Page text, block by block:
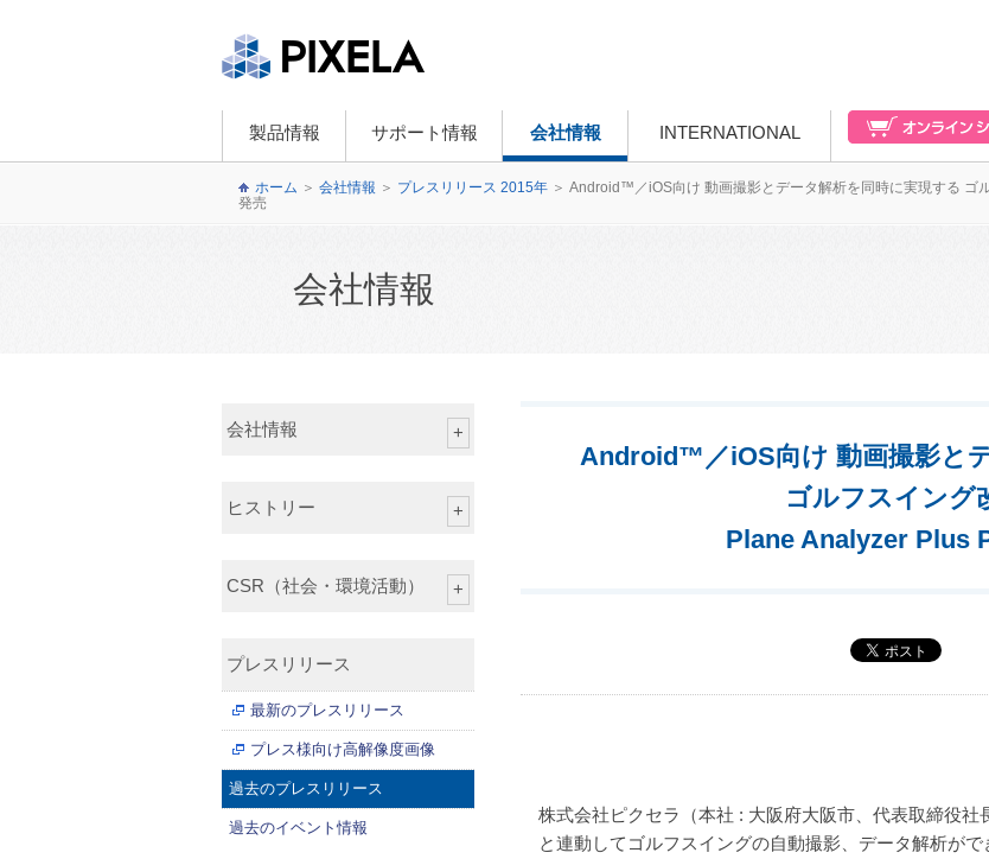
製品情報 サポート情報 会社情報 INTERNATIONAL
ホーム ＞ 会社情報 ＞ プレスリリース 2015年 ＞ Android™／iOS向け 動画撮影とデータ解析を同時に実現する ゴ
発売
会社情報
Android™／iOS向け 動画撮影と
ゴルフスイング
Plane Analyzer Plus
株式会社ピクセラ（本社 : 大阪府大阪市、代表取締役
と連動してゴルフスイングの自動撮影、データ解析が
会社情報
ヒストリー
CSR（社会・環境活動）
プレスリリース
最新のプレスリリース
プレス様向け高解像度画像
過去のプレスリリース
過去のイベント情報